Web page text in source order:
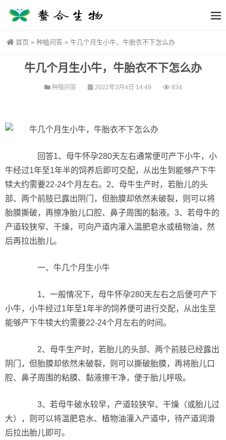
首页 » 种植问答 » 牛几个月生小牛，牛胎衣不下怎么办
牛几个月生小牛，牛胎衣不下怎么办
种植问答 2022年3月4日 14:49 934
回答1、母牛怀孕280天左右通常便可产下小牛，小
牛经过1年至1年半的饲养后即可交配，从出生到能够产下牛
犊大约需要22-24个月左右。2、母牛生产时，若胎儿的头
部、两个前肢已露出阴门，但胎膜却依然未破裂，则可以将
胎膜撕破，再擦净胎儿口腔、鼻子周围的黏液。3、若母牛的
产道较狭窄、干燥，可向产道内灌入温肥皂水或植物油，然
后再拉出胎儿。
一、牛几个月生小牛
1、一般情况下，母牛怀孕280天左右之后便可产下
小牛，小牛经过1年至1年半的饲养便可进行交配，从出生至
能够产下牛犊大约需要22-24个月左右的时间。
2、母牛生产时，若胎儿的头部、两个前肢已经露出
阴门，但胎膜却依然未破裂，则可以撕破胎膜，再将胎儿口
腔、鼻子周围的粘膜、黏液擦干净，便于胎儿呼吸。
3、若母牛破水较早，产道较狭窄、干燥（或胎儿过
大），则可以将温肥皂水、植物油灌入产道中，待产道润滑
后拉出胎儿即可。